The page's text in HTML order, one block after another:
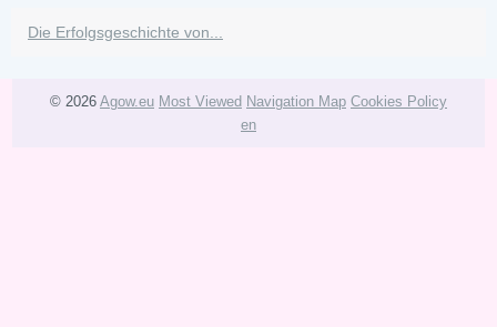
Die Erfolgsgeschichte von...
© 2026 Agow.eu Most Viewed Navigation Map Cookies Policy
en